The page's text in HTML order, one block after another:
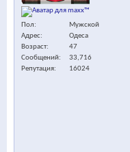
Пол
Мужской
Адрес
Одеса
Возраст
47
Сообщений
33,716
Репутация
16024